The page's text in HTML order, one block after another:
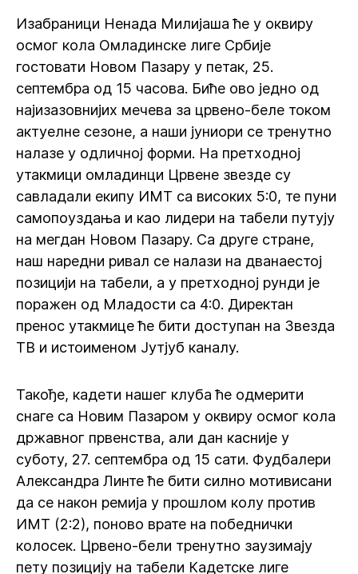
Изабраници Ненада Милијаша ће у оквиру
осмог кола Омладинске лиге Србије
гостовати Новом Пазару у петак, 25.
септембра од 15 часова. Биће ово једно од
најизазовнијих мечева за црвено-беле током
актуелне сезоне, а наши јуниори се тренутно
налазе у одличној форми. На претходној
утакмици омладинци Црвене звезде су
савладали екипу ИМТ са високих 5:0, те пуни
самопоуздања и као лидери на табели путују
на мегдан Новом Пазару. Са друге стране,
наш наредни ривал се налази на дванаестој
позицији на табели, а у претходној рунди је
поражен од Младости са 4:0. Директан
пренос утакмице ће бити доступан на Звезда
ТВ и истоименом Јутјуб каналу.
Такође, кадети нашег клуба ће одмерити
снаге са Новим Пазаром у оквиру осмог кола
државног првенства, али дан касније у
суботу, 27. септембра од 15 сати. Фудбалери
Александра Линте ће бити силно мотивисани
да се након ремија у прошлом колу против
ИМТ (2:2), поново врате на победнички
колосек. Црвено-бели тренутно заузимају
пету позицију на табели Кадетске лиге